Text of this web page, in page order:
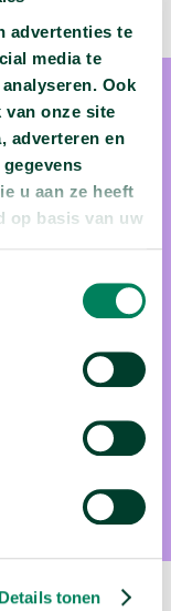
advertenties te
media te
Ook
onze site
adverteren en
u aan ze heeft
op basis van uw
Details tonen
de ethische
van prof. dr.
houdt zich als
en
ouders